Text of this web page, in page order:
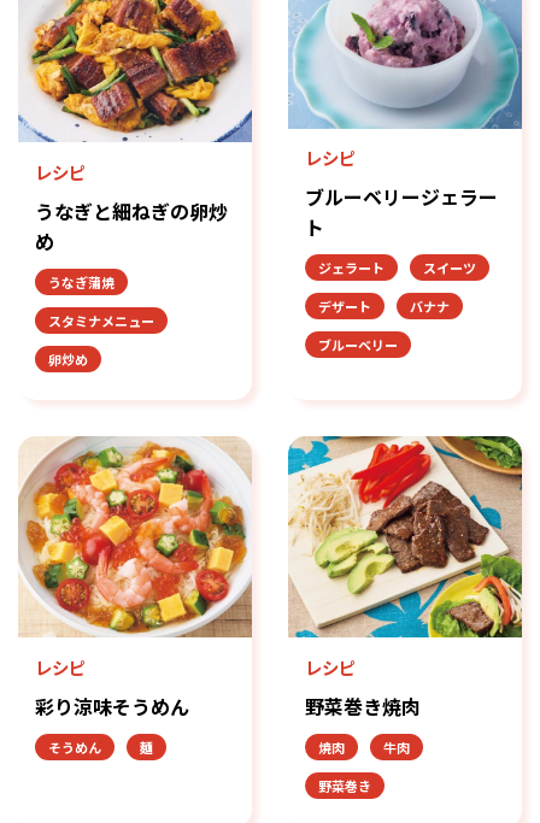
レシピ
うなぎと細ねぎの卵炒
め
うなぎ蒲焼
スタミナメニュー
卵炒め
レシピ
ブルーベリージェラー
ト
ジェラート
スイーツ
デザート
バナナ
ブルーベリー
レシピ
彩り涼味そうめん
そうめん 麺
レシピ
野菜巻き焼肉
焼肉
牛肉
野菜巻き